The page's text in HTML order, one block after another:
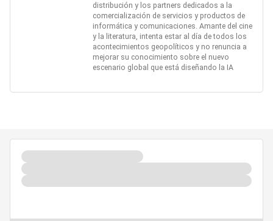
distribución y los partners dedicados a la
comercialización de servicios y productos de
informática y comunicaciones. Amante del cine
y la literatura, intenta estar al día de todos los
acontecimientos geopolíticos y no renuncia a
mejorar su conocimiento sobre el nuevo
escenario global que está diseñando la IA